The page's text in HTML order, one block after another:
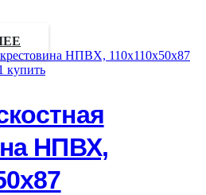
НПВХ,